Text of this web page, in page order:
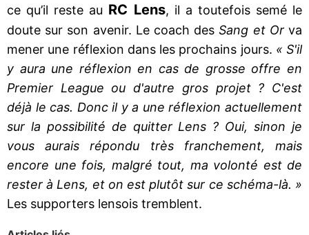
ce qu’il reste au RC Lens, il a toutefois semé le
doute sur son avenir. Le coach desSang et Orva
mener une réflexion dans les prochains jours. « S'il
y aura une réflexion en cas de grosse offre en
Premier League ou d'autre gros projet ? C'est
déjà le cas. Donc il y a une réflexion actuellement
sur la possibilité de quitter Lens ? Oui, sinon je
vous aurais répondu très franchement, mais
encore une fois, malgré tout, ma volonté est de
rester à Lens, et on est plutôt sur ce schéma-là. »
Les supporters lensois tremblent.